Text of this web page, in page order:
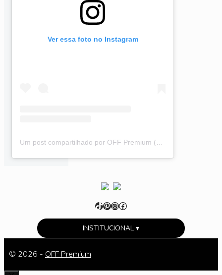
Ver essa foto no Instagram
TikTok
Pinterest
Instagram
Facebook
INSTITUCIONAL ▾
© 2026 - OFF Premium